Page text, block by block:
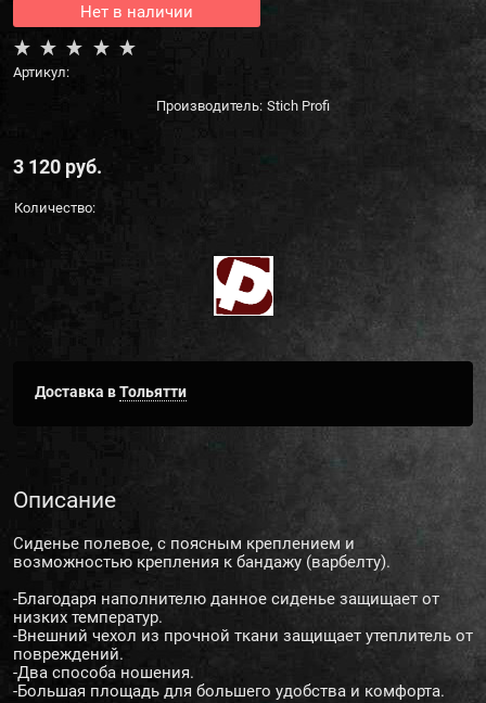
Нет в наличии
Артикул:
Производитель: Stich Profi
3 120 руб.
Количество:
Доставка вТольятти
Описание
Сиденье полевое, с поясным креплением и
возможностью крепления к бандажу (варбелту).
-Благодаря наполнителю данное сиденье защищает от
низких температур.
-Внешний чехол из прочной ткани защищает утеплитель от
повреждений.
-Два способа ношения.
-Большая площадь для большего удобства и комфорта.